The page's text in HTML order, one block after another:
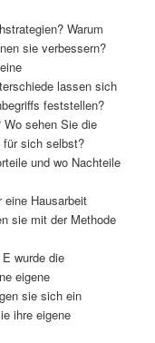
Warum
sie verbessern?
lassen sich
feststellen?
sehen Sie die
sich selbst?
und wo Nachteile
Hausarbeit
sie mit der Methode
wurde die
eigene
sie sich ein
ihre eigene